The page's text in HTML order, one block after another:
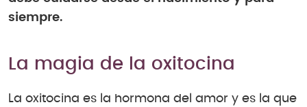
siempre.
La magia de la oxitocina
La oxitocina es la hormona del amor y es la que